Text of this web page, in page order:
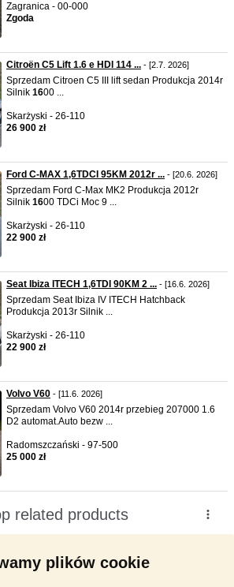
plików cookie
Zagranica - 00-000
Zgoda
Citroën C5 Lift 1.6 e HDI 114 ... - [2.7. 2026]
Sprzedam Citroen C5 III lift sedan Produkcja 2014r
Silnik 1600 ...
Skarżyski - 26-110
26 900 zł
Ford C-MAX 1,6TDCI 95KM 2012r ... - [20.6. 2026]
Sprzedam Ford C-Max MK2 Produkcja 2012r
Silnik 1600 TDCi Moc 9 ...
Skarżyski - 26-110
22 900 zł
Seat Ibiza ITECH 1,6TDI 90KM 2 ... - [16.6. 2026]
Sprzedam Seat Ibiza IV ITECH Hatchback
Produkcja 2013r Silnik ...
Skarżyski - 26-110
22 900 zł
Volvo V60 - [11.6. 2026]
Sprzedam Volvo V60 2014r przebieg 207000 1.6
D2 automat.Auto bezw ...
Radomszczański - 97-500
25 000 zł